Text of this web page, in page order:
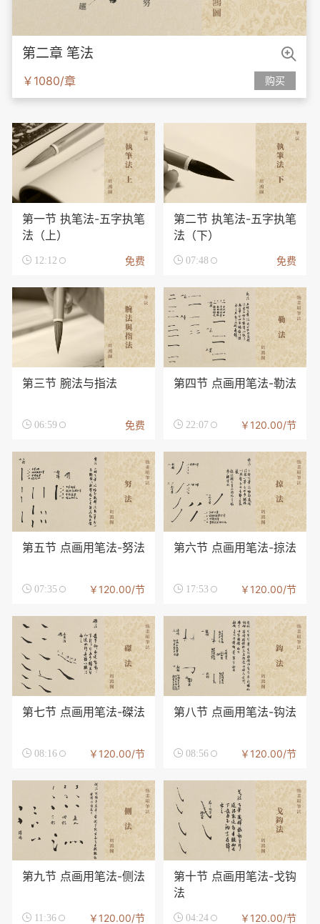
第二章 笔法
￥1080/章 购买

第一节 执笔法-五字执笔
法（上）
 12:12 免费
第二节 执笔法-五字执笔
法（下）
 07:48 免费
第三节 腕法与指法
 06:59 免费
第四节 点画用笔法-勒法
 22:07 ￥120.00/节
第五节 点画用笔法-努法
 07:35 ￥120.00/节
第六节 点画用笔法-掠法
 17:53 ￥120.00/节
第七节 点画用笔法-磔法
 08:16 ￥120.00/节
第八节 点画用笔法-钩法
 08:56 ￥120.00/节
第九节 点画用笔法-侧法
 11:36 ￥120.00/节
第十节 点画用笔法-戈钩
法
 04:24 ￥120.00/节